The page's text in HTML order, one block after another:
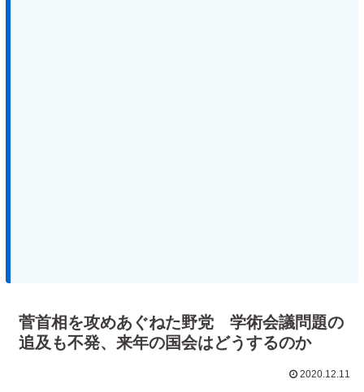
菅首相を攻めあぐねた野党 学術会議問題の
追及も不発、来年の国会はどうするのか
2020.12.11